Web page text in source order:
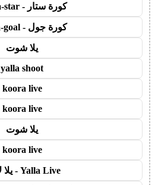
كورة ستار - koora-star
كورة جول - koora-goal
يلا شوت
yalla shoot
koora live
koora live
يلا شوت
koora live
Yalla Live - يلا لايف